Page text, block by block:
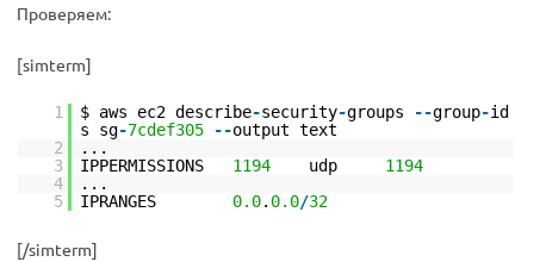
Проверяем:
[simterm]
1 $ aws ec2 describe-security-groups --group-id
s sg-7cdef305 --output text
2
...
3
IPPERMISSIONS 1194 udp 1194
4
...
5
IPRANGES 0.0. 0.0/32
[/simterm]